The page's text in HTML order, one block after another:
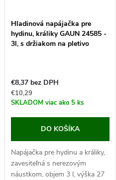
Hladinová napájačka pre
hydinu, králiky GAUN 24585 -
3l, s držiakom na pletivo
€8,37 bez DPH
€10,29
SKLADOM viac ako 5 ks
DO KOŠÍKA
Napájačka pre hydinu a králiky,
zavesiteľná s nerezovým
náustkom, objem 3 l, výška 27